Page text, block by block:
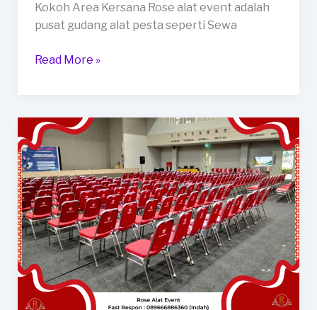
Kokoh Area Kersana Rose alat event adalah
pusat gudang alat pesta seperti Sewa
Sewa
Kualitas
Terbaik
Dan
Kokoh
Area
Kersana
Read More »